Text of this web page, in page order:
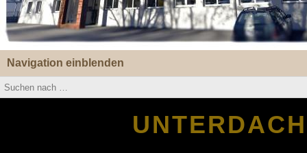
Navigation einblenden
UNTERDACH